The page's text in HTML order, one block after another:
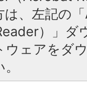
、左記の
）」ダ
ウェアをダ